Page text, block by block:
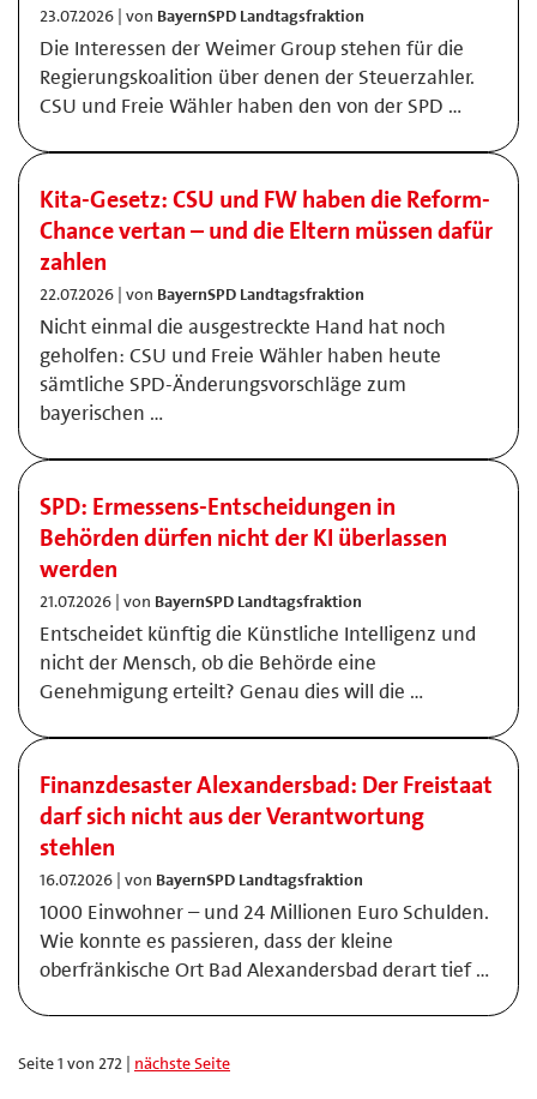
23.07.2026 | von BayernSPD Landtagsfraktion
Die Interessen der Weimer Group stehen für die
Regierungskoalition über denen der Steuerzahler.
CSU und Freie Wähler haben den von der SPD …
Kita-Gesetz: CSU und FW haben die Reform-
Chance vertan – und die Eltern müssen dafür
zahlen
22.07.2026 | von BayernSPD Landtagsfraktion
Nicht einmal die ausgestreckte Hand hat noch
geholfen: CSU und Freie Wähler haben heute
sämtliche SPD-Änderungsvorschläge zum
bayerischen …
SPD: Ermessens-Entscheidungen in
Behörden dürfen nicht der KI überlassen
werden
21.07.2026 | von BayernSPD Landtagsfraktion
Entscheidet künftig die Künstliche Intelligenz und
nicht der Mensch, ob die Behörde eine
Genehmigung erteilt? Genau dies will die …
Finanzdesaster Alexandersbad: Der Freistaat
darf sich nicht aus der Verantwortung
stehlen
16.07.2026 | von BayernSPD Landtagsfraktion
1000 Einwohner – und 24 Millionen Euro Schulden.
Wie konnte es passieren, dass der kleine
oberfränkische Ort Bad Alexandersbad derart tief …
Seite 1 von 272 | nächste Seite